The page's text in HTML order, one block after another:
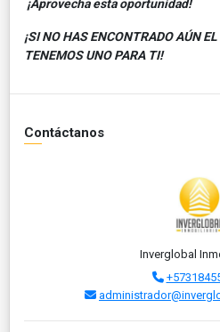
¡Aprovecha esta oportunidad!
¡SI NO HAS ENCONTRADO AÚN
TENEMOS UNO PARA TI!
Contáctanos
Inverglobal